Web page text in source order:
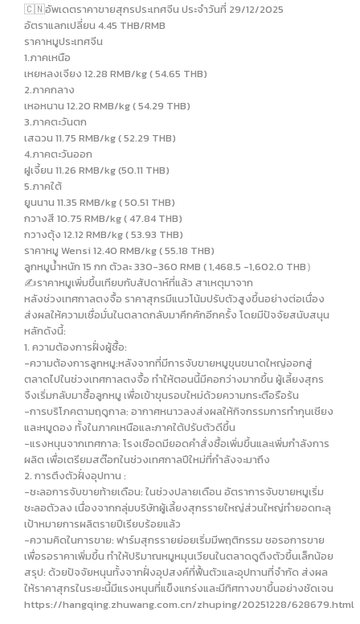
🇨🇳อัพเดตราคาขายสุกรประเทศจีน ประจำวันที่ 29/12/2025
อัตราแลกเปลี่ยน 4.45 THB/RMB
ราคาหมูประเทศจีน
1.ภาคเหนือ
เหยหลงเจียง 12.28 RMB/kg ( 54.65 THB)
2.ภาคกลาง
เหอหนาน 12.20 RMB/kg ( 54.29 THB)
3.ภาคตะวันตก
เสฉวน 11.75 RMB/kg ( 52.29 THB)
4.ภาคตะวันออก
ฝูเจี้ยน 11.26 RMB/kg (50.11 THB)
5.ภาคใต้
ยูนนาน 11.35 RMB/kg ( 50.51 THB)
กวางสี 10.75 RMB/kg ( 47.84 THB)
กวางตุ้ง 12.12 RMB/kg ( 53.93 THB)
ราคาหมู Wensi 12.40 RMB/kg ( 55.18 THB)
ลูกหมูน้ำหนัก 15 กก ตัวละ 330-360 RMB ( 1,468.5 -1,602.0 THB）
✍️ราคาหมูเพิ่มขึ้นเทียบกับสัปดาห์ที่แล้ว สาเหตุมาจาก
หลังช่วงเทศกาลตงจื้อ ราคาสุกรมีแนวโน้มปรับตัวสูงขึ้นอย่างต่อเนื่อง
ส่งผลให้ความเชื่อมั่นในตลาดกลับมาคึกคักอีกครั้ง โดยมีปัจจัยสนับสนุน
หลักดังนี้:
1. ความต้องการฝั่งผู้ซื้อ:
-ความต้องการลูกหมู:หลังจากที่มีการจับขายหมูขุนขนาดใหญ่ออกสู่
ตลาดไปในช่วงเทศกาลตงจื้อ ทำให้ตอนนี้มีคอกว่างมากขึ้น ผู้เลี้ยงสุกร
จึงเริ่มกลับมาซื้อลูกหมู เพื่อเข้าขุนรอบใหม่ด้วยความกระตือรือร้น
-การบริโภคตามฤดูกาล: อากาศหนาวลงส่งผลให้กิจกรรมการทำกุนเชียง
และหมูดอง ทั้งในภาคเหนือและภาคใต้ปรับตัวดีขึ้น
-แรงหนุนจากเทศกาล: โรงเชือดมียอดคำสั่งซื้อเพิ่มขึ้นและเพิ่มกำลังการ
ผลิต เพื่อเตรียมสต๊อกในช่วงเทศกาลปีใหม่ที่กำลังจะมาถึง
2. การตึงตัวฝั่งอุปทาน :
-ชะลอการจับขายท้ายเดือน: ในช่วงปลายเดือน อัตราการจับขายหมูเริ่ม
ชะลอตัวลง เนื่องจากกลุ่มบริษัทผู้เลี้ยงสุกรรายใหญ่ส่วนใหญ่ทำยอดทะลุ
เป้าหมายการผลิตรายปีเรียบร้อยแล้ว
-ความคิดในการขาย: ฟาร์มสุกรรายย่อยเริ่มมีพฤติกรรม ชอรอการขาย
เพื่อรอราคาเพิ่มขึ้น ทำให้ปริมาณหมูหมุนเวียนในตลาดดูตึงตัวขึ้นเล็กน้อย
สรุป: ด้วยปัจจัยหนุนทั้งจากฝั่งอุปสงค์ที่ฟื้นตัวและอุปทานที่จำกัด ส่งผล
ให้ราคาสุกรในระยะนี้มีแรงหนุนที่แข็งแกร่งและมีทิศทางขาขึ้นอย่างชัดเจน
https://hangqing.zhuwang.com.cn/zhuping/20251228/628679.html